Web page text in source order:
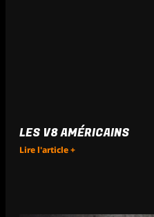
LES V8 AMÉRICAINS
Lire l'article +